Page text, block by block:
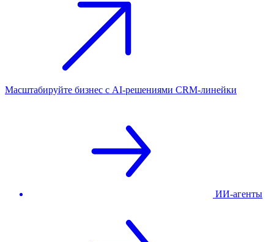
Масштабируйте бизнес с AI‑решениями CRM‑линейки
ИИ-агенты